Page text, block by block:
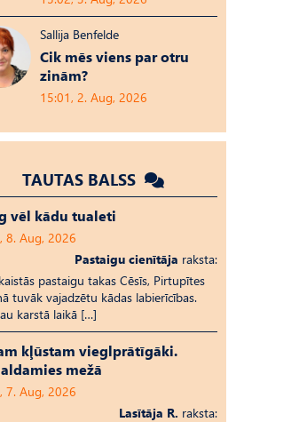
Sallija Benfelde
Cik mēs viens par otru
zinām?
15:01, 2. Aug, 2026
TAUTAS BALSS
vēl kādu tualeti
8. Aug, 2026
Pastaigu cienītāja raksta:
pastaigu takas Cēsīs, Pirtupītes
tuvāk vajadzētu kādas labierīcības.
karstā laikā […]
kļūstam vieglprātīgāki.
mežā
7. Aug, 2026
Lasītāja R. raksta: